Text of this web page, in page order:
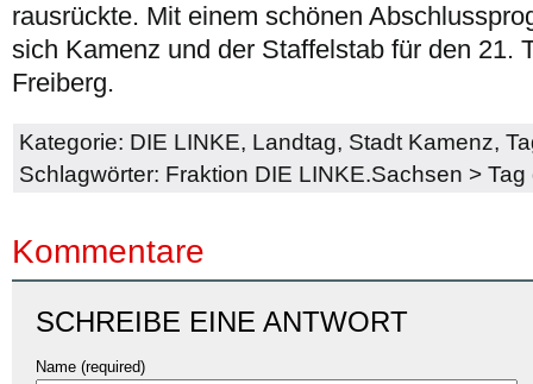
rausrückte. Mit einem schönen
sich Kamenz und der Staffelstab für den 21.
Freiberg.
Kategorie: DIE LINKE, Landtag, Stadt Kamenz,
Schlagwörter: Fraktion DIE LINKE.Sachsen > Tag
Kommentare
SCHREIBE EINE ANTWORT
Name (required)